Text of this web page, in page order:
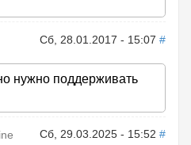
Сб, 28.01.2017 - 15:07 #
нужно поддерживать
Сб, 29.03.2025 - 15:52 #